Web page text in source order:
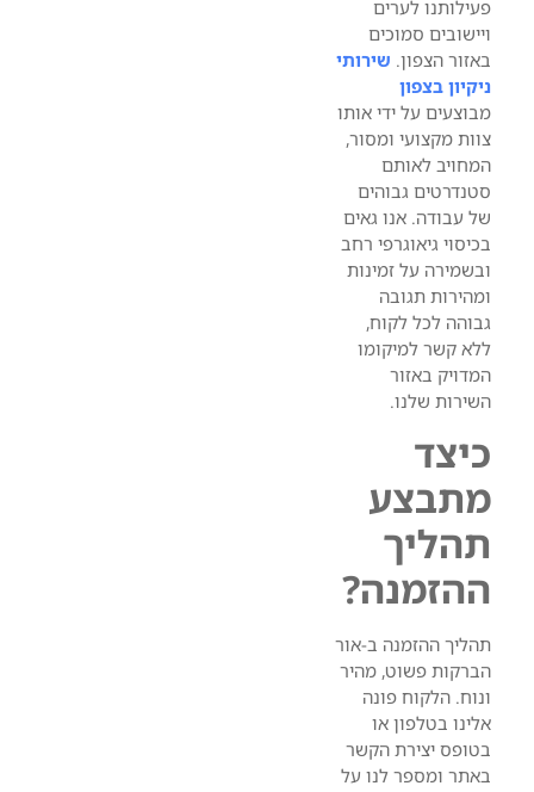
פעילותנו לערים
ויישובים סמוכים
באזור הצפון. שירותי
ניקיון בצפון
מבוצעים על ידי אותו
צוות מקצועי ומסור,
המחויב לאותם
סטנדרטים גבוהים
של עבודה. אנו גאים
בכיסוי גיאוגרפי רחב
ובשמירה על זמינות
ומהירות תגובה
גבוהה לכל לקוח,
ללא קשר למיקומו
המדויק באזור
השירות שלנו.
כיצד
מתבצע
תהליך
ההזמנה?
תהליך ההזמנה ב-אור
הברקות פשוט, מהיר
ונוח. הלקוח פונה
אלינו בטלפון או
בטופס יצירת הקשר
באתר ומספר לנו על